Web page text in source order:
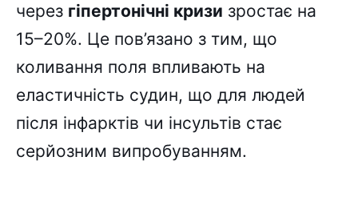
через гіпертонічні кризи зростає на
15–20%. Це пов’язано з тим, що
коливання поля впливають на
еластичність судин, що для людей
після інфарктів чи інсультів стає
серйозним випробуванням.